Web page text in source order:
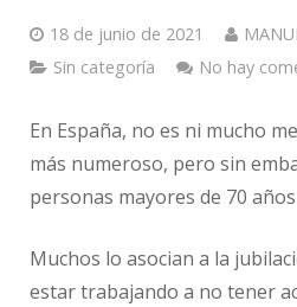
18 de junio de 2021
Sin categoría
No hay
En España, no es ni mucho
más numeroso, pero sin
personas mayores de 70
Muchos lo asocian a la
estar trabajando a no tener